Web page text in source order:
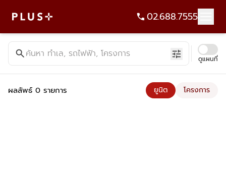
02.688.7555
ค้นหาคอนโด บ้าน ที่ดิน อาคารสำนักงาน ทั้งขายและเช่า - Plus
searchค้นหา ทำเล, รถไฟฟ้า, โครงการ tune ดูแผนที่
ผลลัพธ์ 0 รายการ ยูนิต โครงการ